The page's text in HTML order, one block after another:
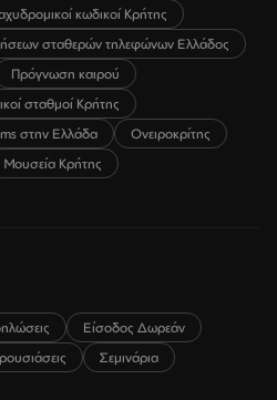
κωδικοί Κρήτης
σταθερών τηλεφώνων Ελλάδος
Πρόγνωση καιρού
σταθμοί Κρήτης
στην Ελλάδα
Ονειροκρίτης
Μουσεία Κρήτης
Είσοδος Δωρεάν
Σεμινάρια